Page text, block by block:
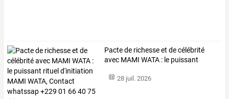
Pactede richesseet decélébrité
avec MAMI WATA : le puissant
28 juil. 2026